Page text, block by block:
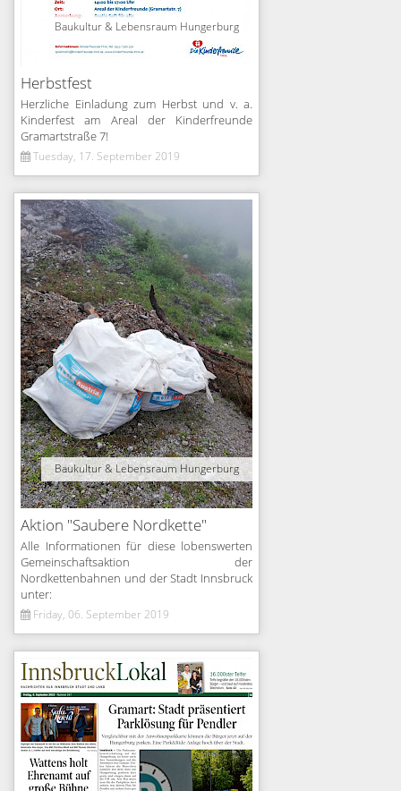
Baukultur & Lebensraum Hungerburg
Herbstfest
Herzliche Einladung zum Herbst und v. a.
Kinderfest am Areal der Kinderfreunde
Gramartstraße 7!
Tuesday, 17. September 2019
Baukultur & Lebensraum Hungerburg
Aktion "Saubere Nordkette"
Alle Informationen für diese lobenswerten
Gemeinschaftsaktion der
Nordkettenbahnen und der Stadt Innsbruck
unter:
Friday, 06. September 2019